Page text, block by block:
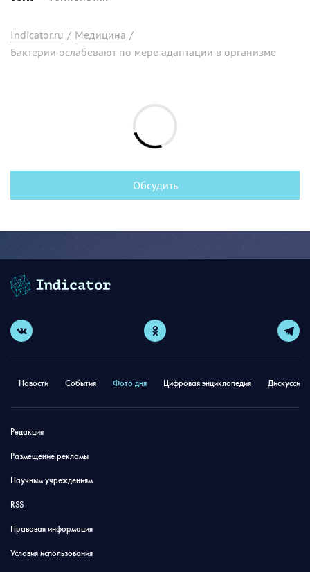
Indicator.ru / Медицина /
Бактерии ослабевают по мере адаптации в организме
Обсудить
Новости События Фото дня Цифровая энциклопедия
Редакция
Размещение рекламы
Научным учреждениям
RSS
Правовая информация
Условия использования